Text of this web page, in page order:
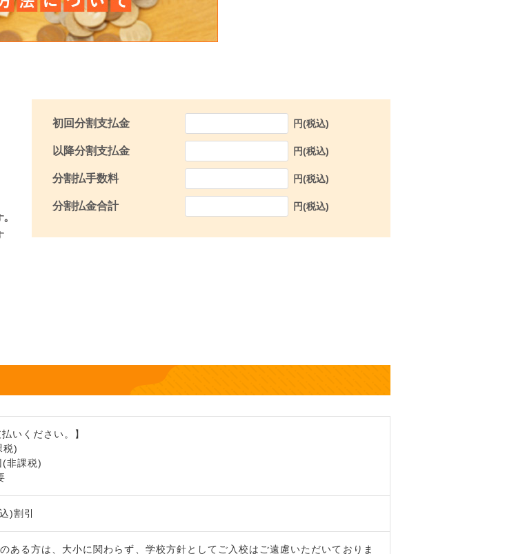
初回分割支払金 円(税込)
以降分割支払金 円(税込)
分割払手数料 円(税込)
分割払金合計 円(税込)
｡
いください。】
税)
(非課税)
)割引
ある方は、大小に関わらず、学校方針としてご入校はご遠慮いただいておりま